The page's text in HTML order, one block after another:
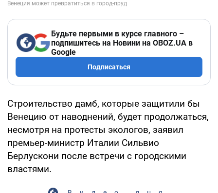
Будьте первыми в курсе главного –
подпишитесь на Новини на OBOZ.UA в
Google
Подписаться
Строительство дамб, которые защитили бы
Венецию от наводнений, будет продолжаться,
несмотря на протесты экологов, заявил
премьер-министр Италии Сильвио
Берлускони после встречи с городскими
властями.